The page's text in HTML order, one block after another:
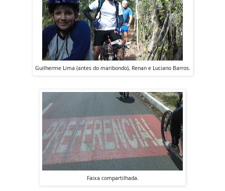
Guilherme Lima (antes do maribondo), Renan e Luciano Barros.
Faixa compartilhada.